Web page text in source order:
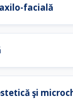
facială
şi